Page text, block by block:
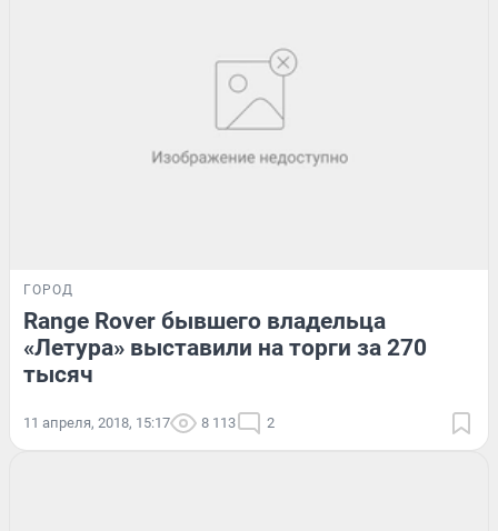
ГОРОД
Range Rover бывшего владельца
«Летура» выставили на торги за 270
тысяч
11 апреля, 2018, 15:17 8 113 2